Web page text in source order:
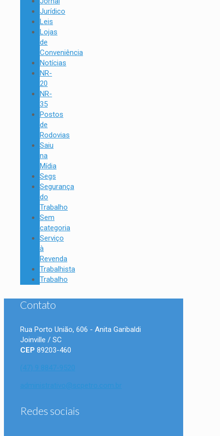
Jurídico
Leis
Lojas
de
Conveniência
Notícias
NR-
20
NR-
35
Postos
de
Rodovias
Saiu
na
Mídia
Segs
Segurança
do
Trabalho
Sem
categoria
Serviço
à
Revenda
Trabalhista
Trabalho
Contato
Rua Porto União, 606 - Anita Garibaldi
Joinville / SC
CEP 89203-460
(47) 9 8847-9520
administrativo@scpetro.com.br
Redes sociais